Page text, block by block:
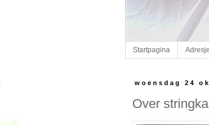
Startpagina
woensdag 24
Over